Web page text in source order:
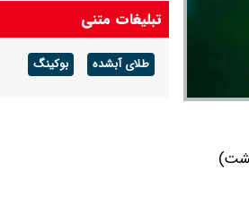
و هشت)
چقدر شد؟+ جدول
تبلیغات متنی
طلای آبشده بوکینگ